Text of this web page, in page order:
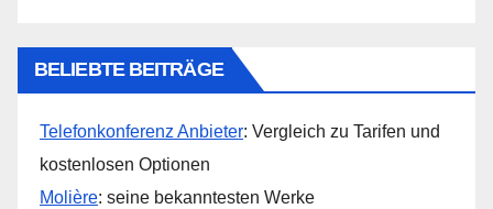
BELIEBTE BEITRÄGE
Telefonkonferenz Anbieter: Vergleich zu Tarifen und
kostenlosen Optionen
Molière: seine bekanntesten Werke